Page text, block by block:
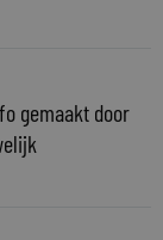
gemaakt door